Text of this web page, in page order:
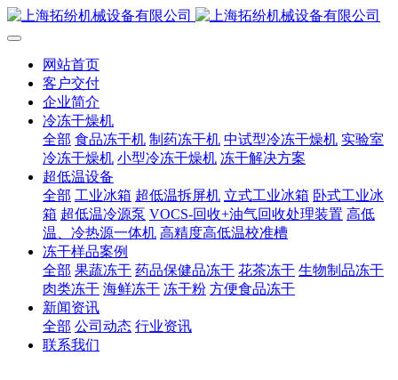
网站首页
客户交付
企业简介
冷冻干燥机
全部 食品冻干机 制药冻干机 中试型冷冻干燥机 实验室
冷冻干燥机 小型冷冻干燥机 冻干解决方案
超低温设备
全部 工业冰箱 超低温拆屏机 立式工业冰箱 卧式工业冰
箱 超低温冷源泵 VOCS-回收+油气回收处理装置 高低
温、冷热源一体机 高精度高低温校准槽
冻干样品案例
全部 果蔬冻干 药品保健品冻干 花茶冻干 生物制品冻干
肉类冻干 海鲜冻干 冻干粉 方便食品冻干
新闻资讯
全部 公司动态 行业资讯
联系我们